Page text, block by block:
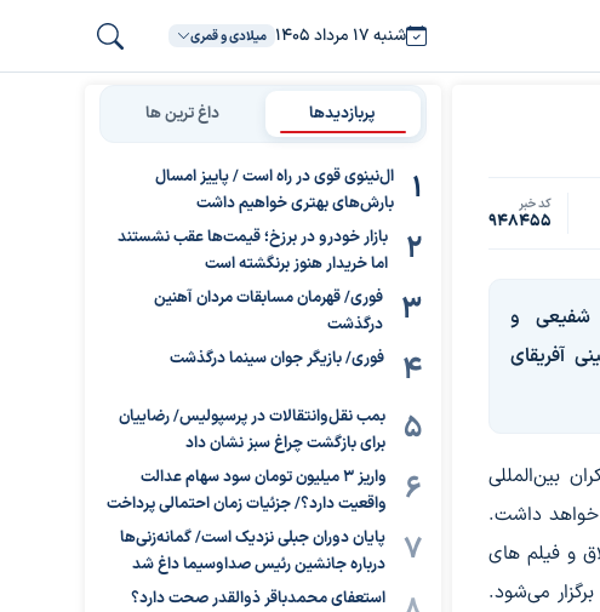
شنبه ۱۷ مرداد ۱۴۰۵ میلادی و قمری
کد خبر
948455
شفیعی و
آفریقای
بین‌المللی
خواهد داشت.
و فیلم های
می‌شود.
پربازدیدها داغ ترین ها
ال‌نینوی قوی در راه است / پاییز امسال
بارش‌های بهتری خواهیم داشت
بازار خودرو در برزخ؛ قیمت‌ها عقب نشستند
اما خریدار هنوز برنگشته است
فوری/ قهرمان مسابقات مردان آهنین
درگذشت
فوری/ بازیگر جوان سینما درگذشت
بمب نقل‌وانتقالات در پرسپولیس/ رضاییان
برای بازگشت چراغ سبز نشان داد
واریز ۳ میلیون تومان سود سهام عدالت
واقعیت دارد؟/ جزئیات زمان احتمالی پرداخت
پایان دوران جبلی نزدیک است/ گمانه‌زنی‌ها
درباره جانشین رئیس صداوسیما داغ شد
استعفای محمدباقر ذوالقدر صحت دارد؟